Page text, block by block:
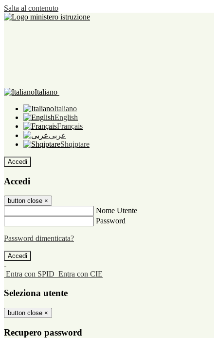
Salta al contenuto
Italiano
Italiano
English
Français
عربى
Shqiptare
Accedi
Accedi
button close ×
Nome Utente
Password
Password dimenticata?
-
Entra con SPID Entra con CIE
Seleziona utente
button close ×
Recupero password